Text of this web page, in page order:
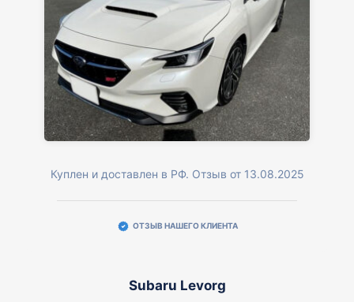
Куплен и доставлен в РФ. Отзыв от 13.08.2025
ОТЗЫВ НАШЕГО КЛИЕНТА
Subaru Levorg